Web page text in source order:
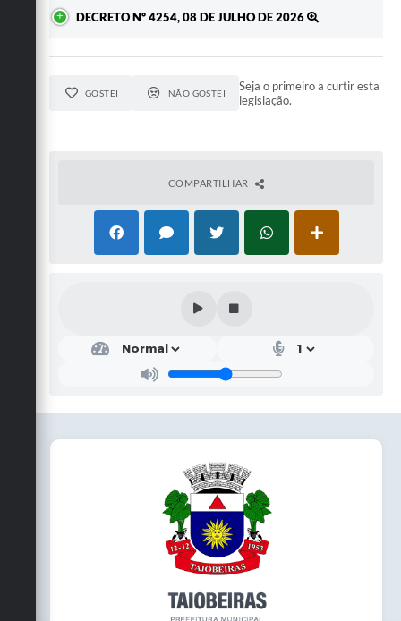
DECRETO Nº 4254, 08 DE JULHO DE 2026
GOSTEI NÃO GOSTEI
Seja o primeiro a curtir esta
legislação.
COMPARTILHAR